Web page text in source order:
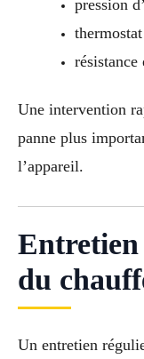
pression
résistance
Une intervention
panne plus
l’appareil.
Entretien
du
Un entretien